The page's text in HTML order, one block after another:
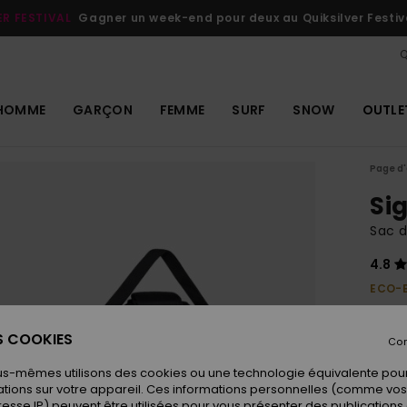
FESTIVAL Gagner un week-end pour deux au Quiksilver
GARÇON FEMME SURF SNOW
Page
Sac
4.8
ECO-
COOKIES
mêmes utilisons des cookies ou une technologie équivalente
sur votre appareil. Ces informations personnelles (comme